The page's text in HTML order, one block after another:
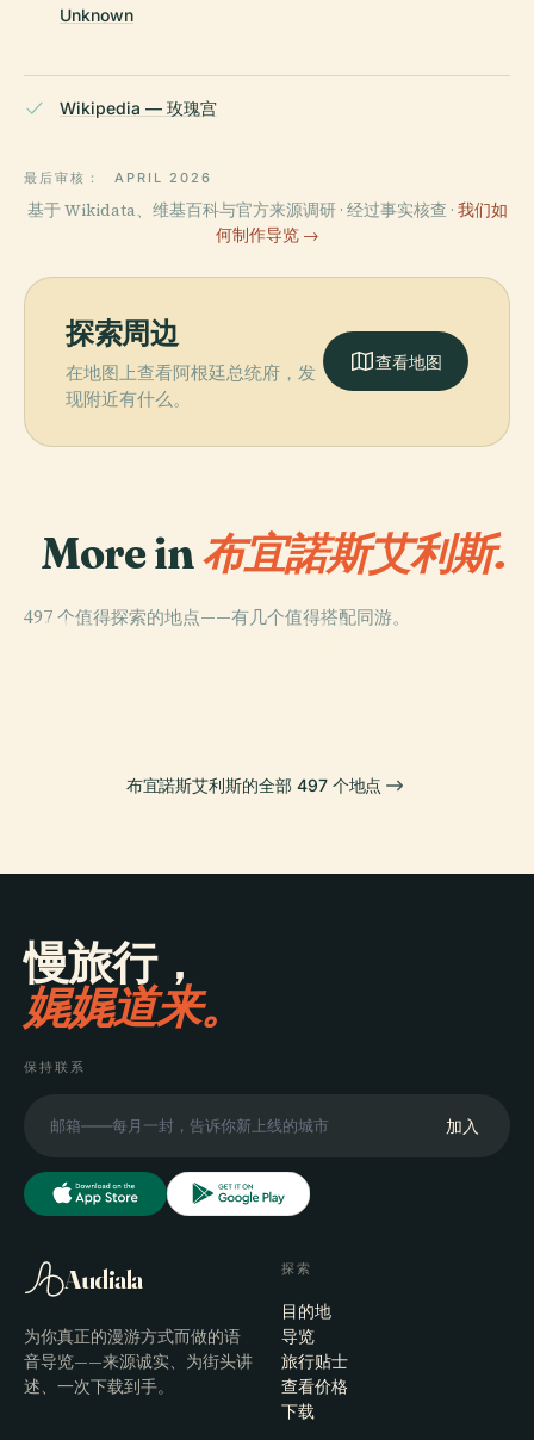
Unknown
Wikipedia — 玫瑰宫
最后审核： APRIL 2026
基于 Wikidata、维基百科与官方来源调研 · 经过事实核查 · 我们如
何制作导览 →
探索周边
在地图上查看阿根廷总统府，发
现附近有什么。
查看地图
More in布宜諾斯艾利斯.
497 个值得探索的地点——有几个值得搭配同游。
PLACE PLACE
PLACE
布宜諾斯艾利斯的全部 497 个地点
慢旅行，
娓娓道来。
保持联系
加入
Audiala
为你真正的漫游方式而做的语
音导览——来源诚实、为街头讲
述、一次下载到手。
探索
目的地
导览
旅行贴士
查看价格
下载